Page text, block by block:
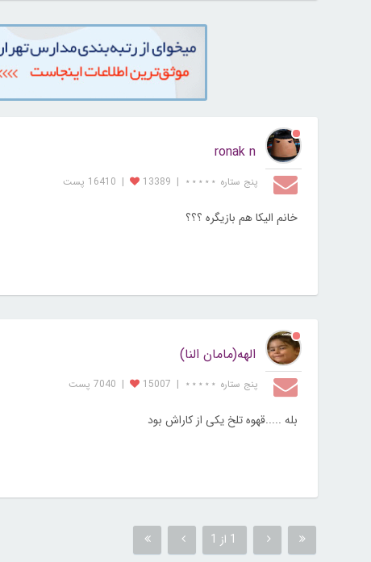
ronak n
پنج ستاره ⋆⋆⋆⋆⋆ |
13389
| 16410 پست
خانم الیکا هم بازیگره ؟؟؟
الهه(مامان النا)
پنج ستاره ⋆⋆⋆⋆⋆ |
15007
| 7040 پست
بله .....قهوه تلخ یکی از کاراش بود
1 از 1